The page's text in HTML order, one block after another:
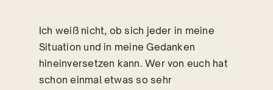
Ich weiß nicht, ob sich jeder in meine
Situation und in meine Gedanken
hineinversetzen kann. Wer von euch hat
schon einmal etwas so sehr